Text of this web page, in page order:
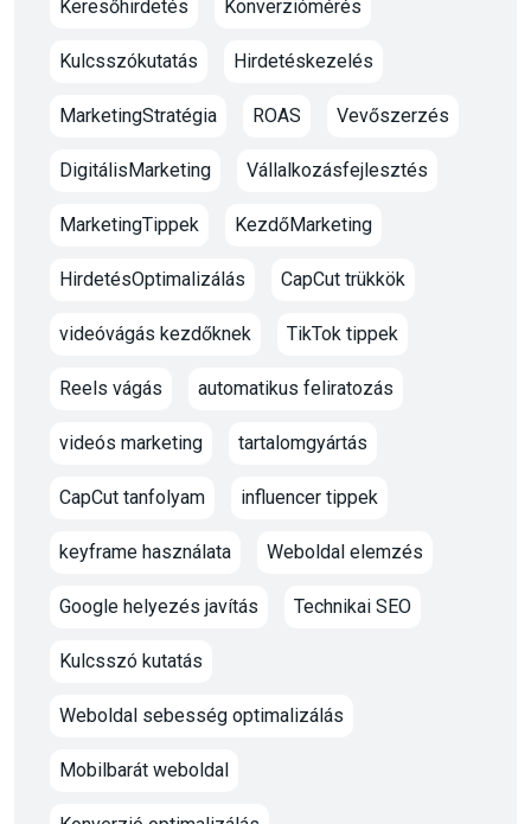
Keresőhirdetés Konverziómérés
Kulcsszókutatás Hirdetéskezelés
MarketingStratégia ROAS Vevőszerzés
DigitálisMarketing Vállalkozásfejlesztés
MarketingTippek KezdőMarketing
HirdetésOptimalizálás CapCut trükkök
videóvágás kezdőknek TikTok tippek
Reels vágás automatikus feliratozás
videós marketing tartalomgyártás
CapCut tanfolyam influencer tippek
keyframe használata Weboldal elemzés
Google helyezés javítás Technikai SEO
Kulcsszó kutatás
Weboldal sebesség optimalizálás
Mobilbarát weboldal